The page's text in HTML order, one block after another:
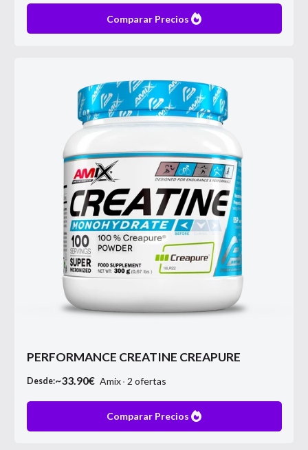
Comparar Precios
PERFORMANCE CREATINE CREAPURE
Desde:~33.90€ Amix 2 ofertas
Comparar Precios